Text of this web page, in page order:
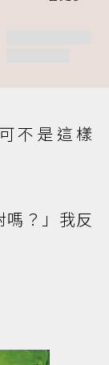
不是這樣
嗎？」我反